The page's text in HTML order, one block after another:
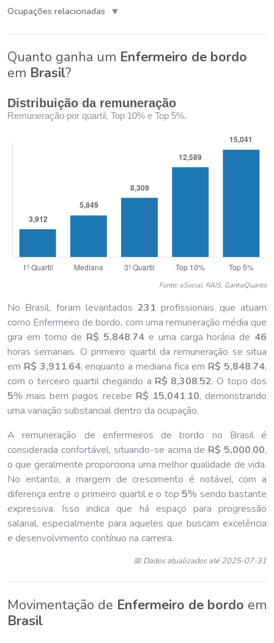
Ocupações relacionadas ▼
Quanto ganha um Enfermeiro de bordo
em Brasil?
Distribuição da remuneração
Remuneração por quartil, Top 10% e Top 5%.
Fonte: eSocial, RAIS, GanhaQuanto
No Brasil, foram levantados231 profissionais que atuam
como Enfermeiro de bordo, com uma remuneração média que
gira em torno de R$ 5,848.74 e uma carga horária de 46
horas semanais. O primeiro quartil da remuneração se situa
em R$ 3,911.64, enquanto a mediana fica em R$ 5,848.74,
com o terceiro quartil chegando a R$ 8,308.52. O topo dos
5% mais bem pagos recebe R$ 15,041.10, demonstrando
uma variação substancial dentro da ocupação.
A remuneração de enfermeiros de bordo no Brasil é
considerada confortável, situando-se acima de R$ 5,000.00,
o que geralmente proporciona uma melhor qualidade de vida.
No entanto, a margem de crescimento é notável, com a
diferença entre o primeiro quartil e o top 5% sendo bastante
expressiva. Isso indica que há espaço para progressão
salarial, especialmente para aqueles que buscam excelência
e desenvolvimento contínuo na carreira.
📅 Dados atualizados até 2025-07-31
Movimentação de Enfermeiro de bordo em
Brasil